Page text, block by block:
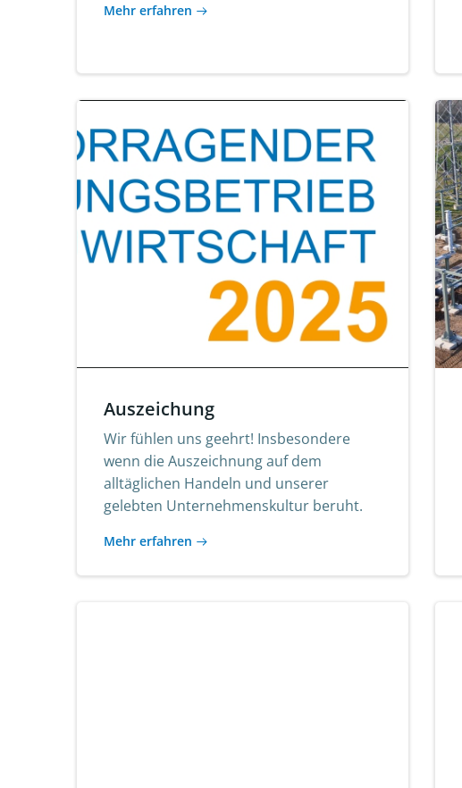
Mehr erfahren
Auszeichung
Wir fühlen uns geehrt! Insbesondere
wenn die Auszeichnung auf dem
alltäglichen Handeln und unserer
gelebten Unternehmenskultur beruht.
Mehr erfahren